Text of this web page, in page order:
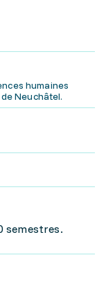
humaines
Neuchâtel.
semestres.